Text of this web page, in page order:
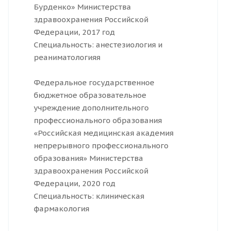
Бурденко» Министерства
здравоохранения Российской
Федерации, 2017 год
Специальность: анестезиология и
реаниматологияя
Федеральное государственное
бюджетное образовательное
учреждение дополнительного
профессионального образования
«Российская медицинская академия
непрерывного профессионального
образования» Министерства
здравоохранения Российской
Федерации, 2020 год
Специальность: клиническая
фармакология